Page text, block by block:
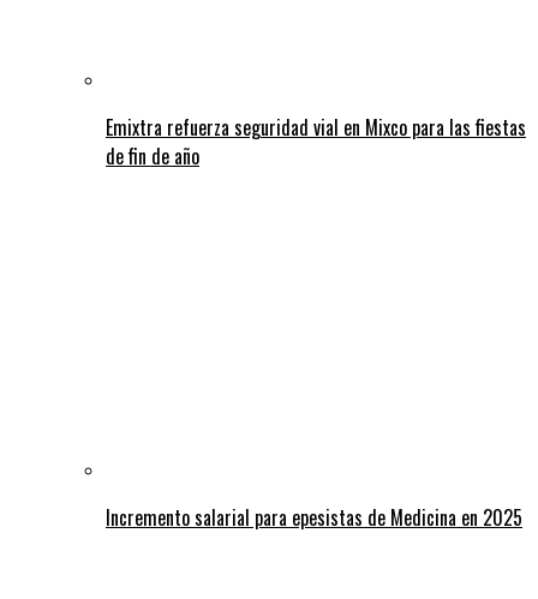
Emixtra refuerza seguridad vial en Mixco para las fiestas
de fin de año
Incremento salarial para epesistas de Medicina en 2025